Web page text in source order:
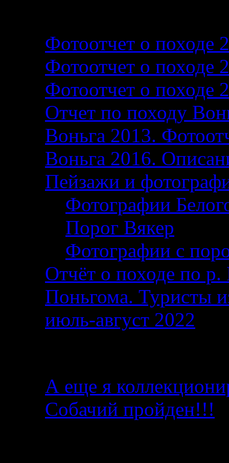
Фотоотчет о походе
Фотоотчет о походе
Фотоотчет о походе
Отчет по походу
Воньга 2013.
Воньга 2016.
Пейзажи и
Фотографии
Порог Вякер
Фотографии с
Отчёт о походе по р.
Поньгома. Туристы
июль-август 2022
А еще я
Собачий пройден!!!